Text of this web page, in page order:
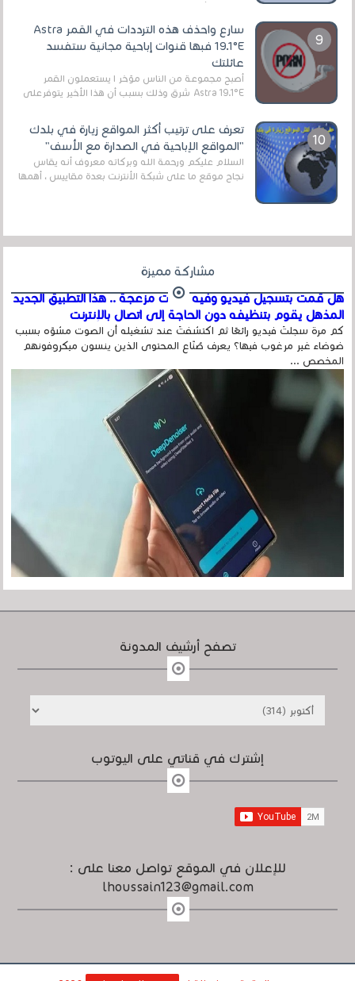
سارع واحذف هذه الترددات في القمر Astra
19.1°E فبها قنوات إباحية مجانية ستفسد
عائلتك
أصبح مجموعة من الناس مؤخر ا يستعملون القمر
Astra 19.1°E شرق وذلك بسبب أن هذا الأخير يتوفرعلى
تعرف على ترتيب أكثر المواقع زيارة في بلدك
"المواقع الإباحية في الصدارة مع الأسف"
السلام عليكم ورحمة الله وبركاته معروف أنه يقاس
نجاح موقع ما على شبكة الأنترنت بعدة مقاييس ، أهمها
مشاركة مميزة
هل قمت بتسجيل فيديو وفيه أصوت مزعجة .. هذا التطبيق الجديد
المذهل يقوم بتنظيفه دون الحاجة إلى اتصال بالإنترنت
كم مرة سجلتَ فيديو رائعًا ثم اكتشفتَ عند تشغيله أن الصوت مشوّه بسبب
ضوضاء غير مرغوب فيها؟ يعرف صُنّاع المحتوى الذين ينسون ميكروفونهم
المخصص ...
تصفح أرشيف المدونة
إشترك في قناتي على اليوتوب
للإعلان في الموقع تواصل معنا على :
lhoussain123@gmail.com